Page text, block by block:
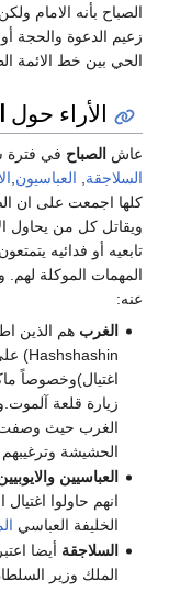
الصباح بأنه الامام
زعيم الدعوة والحجة أو
الحي بين خط الائمة
الأراء حول
عاش الصباح في فترة
السلاجقة
العباسيون
كلها اجمعت على ان
ويقاتل كل من يحاول
تابعيه أو فدائيه
المهمات الموكلة
عنه:
الغرب هم الذين
اغتيال)وخصوصاً
زيارة قلعة
الغرب حيث
الحشيشة وترغيبهم
العباسيين
انهم حاولوا اغتيال
الخليفة العباسي
السلاجقة أيضا
الملك وزير